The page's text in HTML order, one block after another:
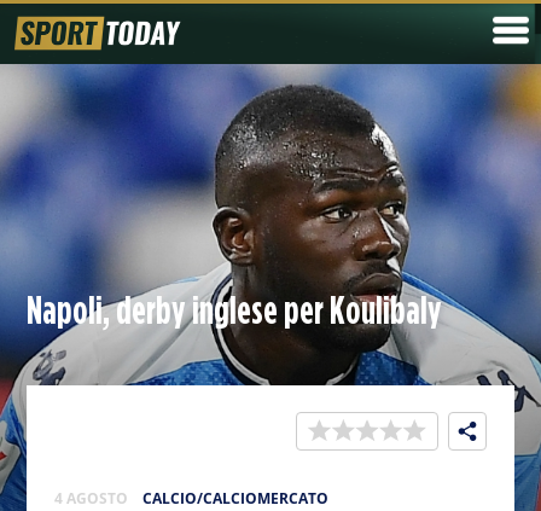
Napoli, derby inglese per Koulibaly
4 AGOSTO CALCIO/CALCIOMERCATO